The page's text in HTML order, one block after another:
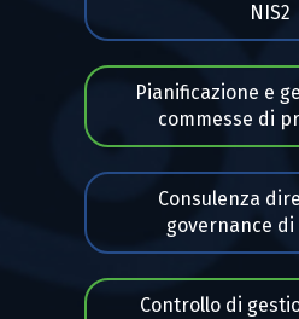
NIS2
Pianificazione e
commesse di
Consulenza
governance
Controllo di